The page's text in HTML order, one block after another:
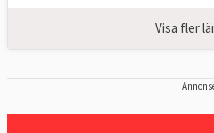
Åtta partigrupper i
Visa fler